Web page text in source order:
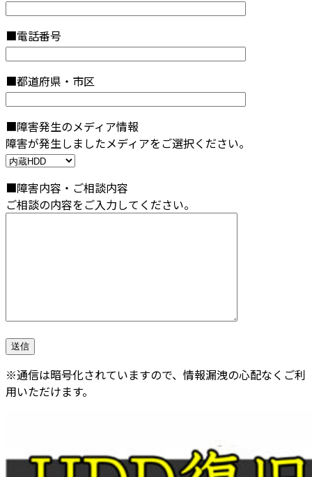
■電話番号
■都道府県・市区
■障害発生のメディア情報
障害が発生しましたメディアをご選択ください。
■障害内容・ご相談内容
ご相談の内容をご入力してください。
※通信は暗号化されていますので、情報漏洩の心配なくご利
用いただけます。